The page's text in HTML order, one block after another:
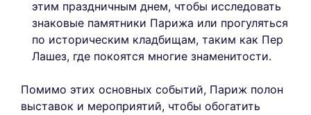
этим праздничным днем, чтобы исследовать
знаковые памятники Парижа или прогуляться
по историческим кладбищам, таким как Пер
Лашез, где покоятся многие знаменитости.
Помимо этих основных событий, Париж полон
выставок и мероприятий, чтобы обогатить